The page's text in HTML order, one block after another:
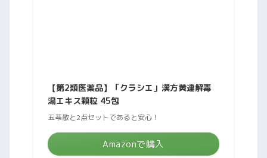
【第2類医薬品】「クラシエ」漢方黄連解毒
湯エキス顆粒 45包
五苓散と2点セットであると安心！
Amazonで購入